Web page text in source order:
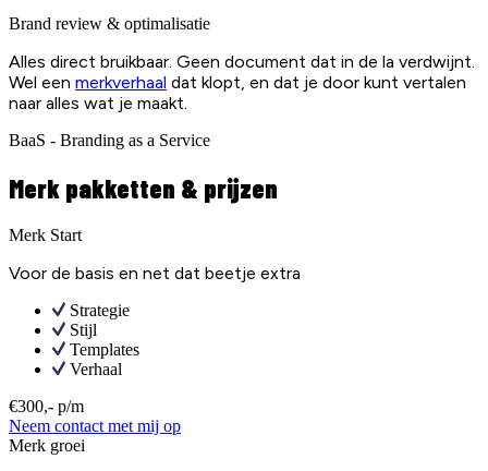
Brand review & optimalisatie
Alles direct bruikbaar. Geen document dat in de la verdwijnt.
Wel een merkverhaal dat klopt, en dat je door kunt vertalen
naar alles wat je maakt.
BaaS - Branding as a Service
Merk pakketten & prijzen
Merk Start
Voor de basis en net dat beetje extra
Strategie
Stijl
Templates
Verhaal
€300,- p/m
Neem contact met mij op
Merk groei